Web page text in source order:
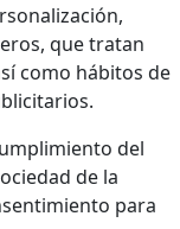
que tratan
como hábitos de
del
de la
para